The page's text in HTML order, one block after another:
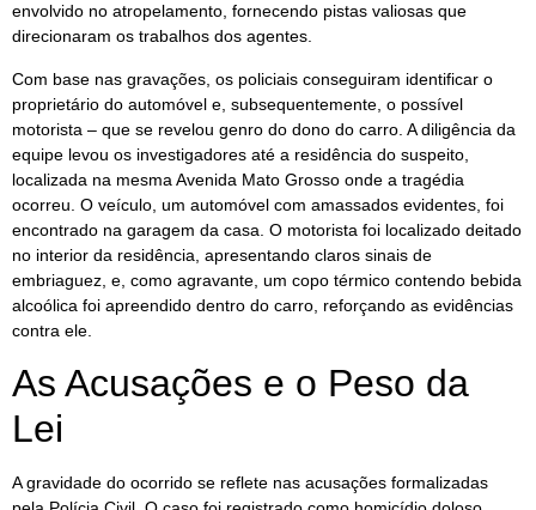
envolvido no atropelamento, fornecendo pistas valiosas que
direcionaram os trabalhos dos agentes.
Com base nas gravações, os policiais conseguiram identificar o
proprietário do automóvel e, subsequentemente, o possível
motorista – que se revelou genro do dono do carro. A diligência da
equipe levou os investigadores até a residência do suspeito,
localizada na mesma Avenida Mato Grosso onde a tragédia
ocorreu. O veículo, um automóvel com amassados evidentes, foi
encontrado na garagem da casa. O motorista foi localizado deitado
no interior da residência, apresentando claros sinais de
embriaguez, e, como agravante, um copo térmico contendo bebida
alcoólica foi apreendido dentro do carro, reforçando as evidências
contra ele.
As Acusações e o Peso da
Lei
A gravidade do ocorrido se reflete nas acusações formalizadas